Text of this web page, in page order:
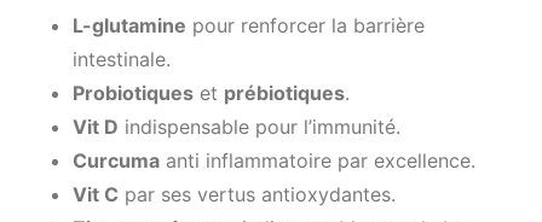
L-glutamine pour renforcer la barrière
intestinale.
Probiotiques et prébiotiques.
Vit D indispensable pour l’immunité.
Curcuma anti inflammatoire par excellence.
Vit C par ses vertus antioxydantes.